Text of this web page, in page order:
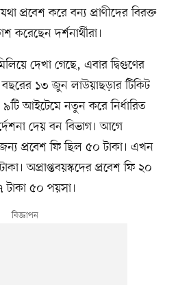
প্রবেশ করে বন্য প্রাণীদের বিরক্ত
করেছেন দর্শনার্থীরা।
দেখা গেছে, এবার দ্বিগুণের
বছরের ১৩ জুন লাউয়াছড়ার টিকিট
৯টি আইটেমে নতুন করে নির্ধারিত
দেয় বন বিভাগ। আগে
জন্য প্রবেশ ফি ছিল ৫০ টাকা। এখন
অপ্রাপ্তবয়স্কদের প্রবেশ ফি ২০
টাকা ৫০ পয়সা।